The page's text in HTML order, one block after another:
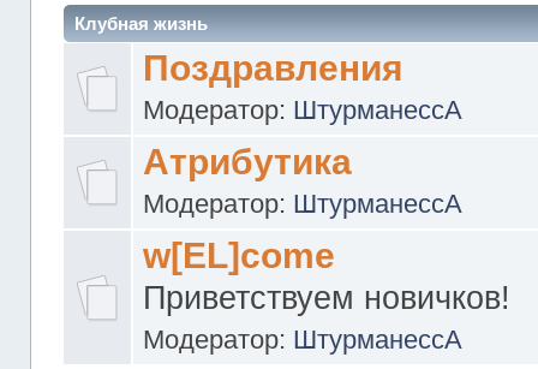
Клубная жизнь
Поздравления
Модератор: ШтурманессА
Атрибутика
Модератор: ШтурманессА
w[EL]come
Приветствуем новичков!
Модератор: ШтурманессА